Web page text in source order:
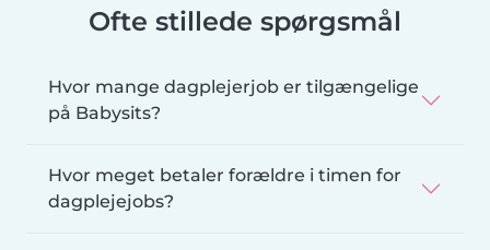
Ofte stillede spørgsmål
Hvor mange dagplejerjob er tilgængelige
på Babysits?
Hvor meget betaler forældre i timen for
dagplejejobs?